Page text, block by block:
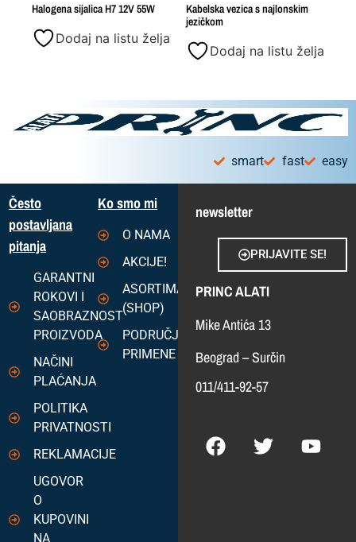
Halogena sijalica H7 12V 55W
Dodaj na listu želja
Kabelska vezica s najlonskim
jezičkom
Dodaj na listu želja
smart fast easy
Često
postavljana
pitanja
GARANTNI
ROKOVI I
SAOBRAZNOST
PROIZVODA
NAČINI
PLAĆANJA
POLITIKA
PRIVATNOSTI
REKLAMACIJE
UGOVOR
O
KUPOVINI
NA
Ko smo mi
O NAMA
AKCIJE!
ASORTIMAN
(SHOP)
PODRUČJA
PRIMENE
newsletter
PRIJAVITE SE!
PRINC ALATI
Mike Antića 13
Beograd – Surčin
011/411-92-57